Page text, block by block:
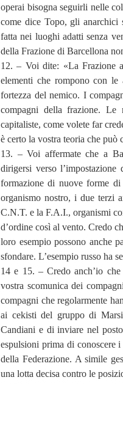
operai bisogna seguirli nelle
come dice Topo, gli anarchici
fatta nei luoghi adatti senza
della Frazione di Barcellona
12. – Voi dite: «La Frazione
elementi che rompono con le
fortezza del nemico. I
compagni della frazione.
capitaliste, come volete far
è certo la vostra teoria che
13. – Voi affermate che a
dirigersi verso
formazione di nuove forme di
organismo nostro, i due terzi
C.N.T. e la F.A.I., organismi
d’ordine così al vento. Credo
loro esempio possono anche
sfondare. L’esempio russo ha
14 e 15. – Credo anch’io
vostra scomunica dei
compagni che regolarmente
ai cekisti del gruppo di
Candiani e di inviare nel
espulsioni prima di conoscere
della Federazione. A simile
una lotta decisa contro le